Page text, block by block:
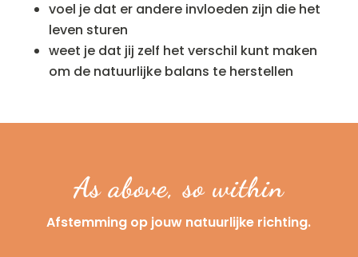
voel je dat er andere invloeden zijn die het
leven sturen
weet je dat jij zelf het verschil kunt maken
om de natuurlijke balans te herstellen
As above, so within
Afstemming op jouw natuurlijke richting.